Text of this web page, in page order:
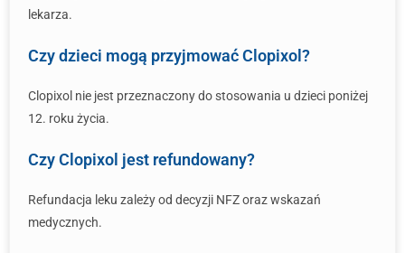
lekarza.
Czy dzieci mogą przyjmować Clopixol?
Clopixol nie jest przeznaczony do stosowania u dzieci poniżej
12. roku życia.
Czy Clopixol jest refundowany?
Refundacja leku zależy od decyzji NFZ oraz wskazań
medycznych.